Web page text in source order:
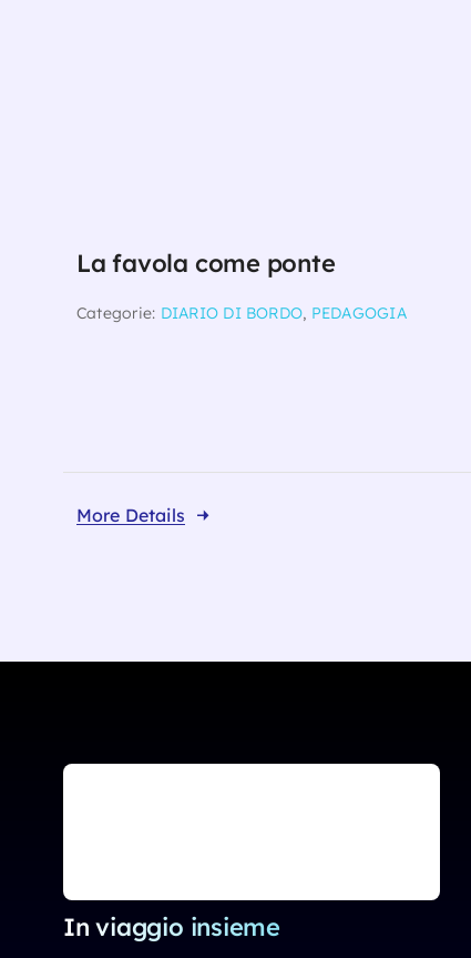
La favola come ponte
Categorie: DIARIO DI BORDO, PEDAGOGIA
More Details
In viaggio insieme